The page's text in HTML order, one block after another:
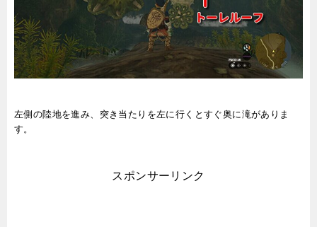
左側の陸地を進み、突き当たりを左に行くとすぐ奥に滝がありま
す。
スポンサーリンク